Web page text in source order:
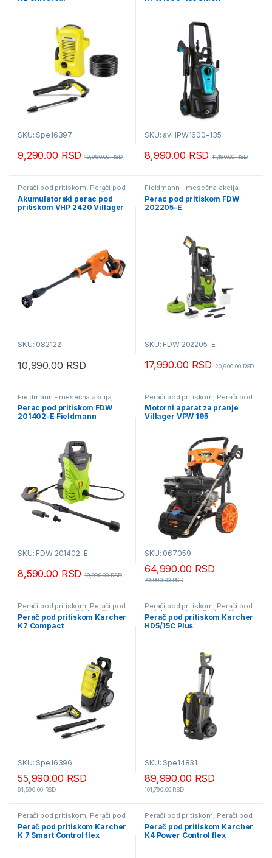
SKU: Spe16397
9,290.00 RSD 10,990.00RSD
SKU: avHPW1600-135
8,990.00 RSD 11,190.00RSD
Perači pod pritiskom Perači pod
pritiskom usisivači i duvači
Akumulatorski perac pod
pritiskom VHP 2420 Villager
SKU: 082122
10,990.00 RSD
Fieldmann - mesečna akcija
Perači pod pritiskom Perači pod
pritiskom usisivači i duvači
Perac pod pritiskom FDW
202205-E
SKU: FDW 202205-E
17,990.00 RSD 20,990.00RSD
Fieldmann - mesečna akcija
Perači pod pritiskom Perači pod
pritiskom usisivači i duvači
Perac pod pritiskom FDW
201402-E Fieldmann
SKU: FDW 201402-E
8,590.00 RSD 10,090.00RSD
Perači pod pritiskom Perači pod
pritiskom usisivači i duvači
Motorni aparat za pranje
Villager VPW 195
SKU: 067059
64,990.00 RSD
79,990.00RSD
Perači pod pritiskom, Perači pod
pritiskom usisivači i duvači
Perač pod pritiskom Karcher
K7 Compact
SKU: Spe16396
55,990.00 RSD
61,590.00RSD
Perači pod pritiskom, Perači pod
pritiskom usisivači i duvači
Perač pod pritiskom Karcher
HD5/15C Plus
SKU: Spe14831
89,990.00 RSD
101,790.00RSD
Perači pod pritiskom, Perači pod
pritiskom usisivači i duvači
Perač pod pritiskom Karcher
K 7 Smart Control flex
Perači pod pritiskom, Perači pod
pritiskom usisivači i duvači
Perač pod pritiskom Karcher
K4 Power Control flex